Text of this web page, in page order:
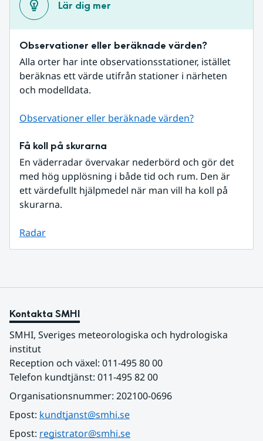
Lär dig mer
Observationer eller beräknade värden?
Alla orter har inte observationsstationer, istället
beräknas ett värde utifrån stationer i närheten
och modelldata.
Observationer eller beräknade värden?
Få koll på skurarna
En väderradar övervakar nederbörd och gör det
med hög upplösning i både tid och rum. Den är
ett värdefullt hjälpmedel när man vill ha koll på
skurarna.
Radar
Kontakta SMHI
SMHI, Sveriges meteorologiska och hydrologiska
institut
Reception och växel: 011-495 80 00
Telefon kundtjänst: 011-495 82 00
Organisationsnummer: 202100-0696
Epost: kundtjanst@smhi.se
Epost: registrator@smhi.se